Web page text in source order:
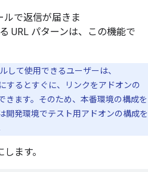
ルで返信が届きま
URL パターンは、この機能で
して使用できるユーザーは、
するとすぐに、リンクをアドオンの
きます。そのため、本番環境の構成を
開発環境でテスト用アドオンの構成を
ます。